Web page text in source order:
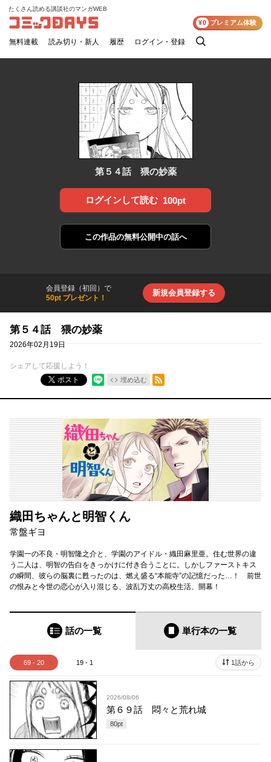
コミックDAYS
たくさん読める講談社のマンガWEB
無料連載 読み切り・新人 履歴 ログイン・登録
検
¥0 プレミアム体験
第５４話 猥の妙薬
ログインして読む 100pt
この作品の無料公開中の話へ
会員登録（初回）で
50pt プレゼント！
新規会員登録する
第５４話 猥の妙薬
2026年02月19日
シェアして応援しよう！
ポスト
埋め込む
RSSフィード
織田ちゃんと明智くん
常盤ギヨ
学園一の不良・明智隆之介と、学園のアイドル・織田麻里亜。住む世界の違
う二人は、明智の告白をきっかけに付き合うことに。しかしファーストキス
の瞬間、彼らの脳裏に甦ったのは、燃え盛る“本能寺”の記憶だった…！ 前世
の恨みと今世の恋心が入り混じる、波乱万丈の高校生活、開幕！
話の一覧 単行本の一覧
69 - 20 19 - 1 1話から
2026/08/06
第６９話 悶々と荒れ城
80pt